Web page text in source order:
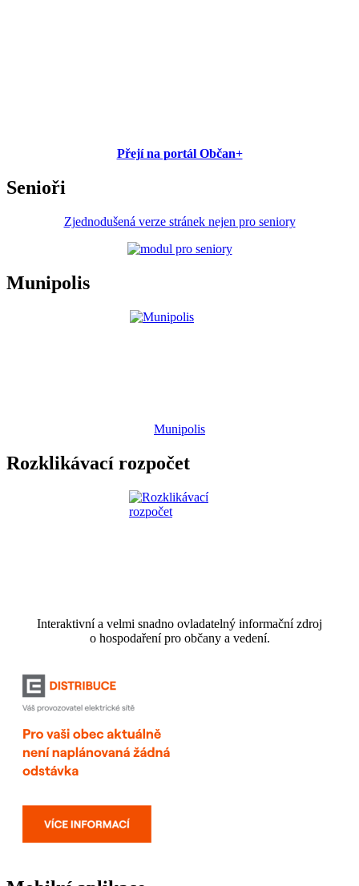
Přejí na portál Občan+
Senioři
Zjednodušená verze stránek nejen pro seniory
Munipolis
Munipolis
Rozklikávací rozpočet
Interaktivní a velmi snadno ovladatelný informační zdroj
o hospodaření pro občany a vedení.